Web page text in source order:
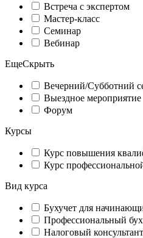
Встреча с экспертом
Мастер-класс
Семинар
Вебинар
ЕщеСкрыть
Вечерний/Субботний
Выездное мероприятие
Форум
Курсы
Курс повышения
Курс
Вид курса
Бухучет для
Профессиональный
Налоговый консультант